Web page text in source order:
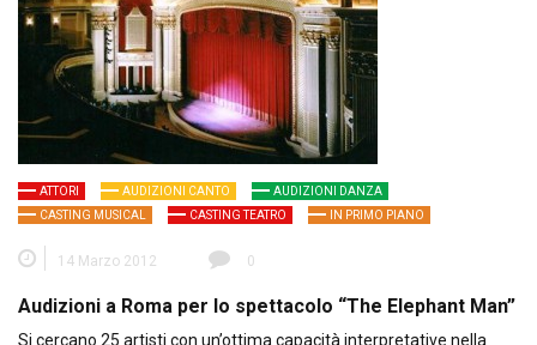
ATTORI AUDIZIONI CANTO
AUDIZIONI DANZA
CASTING MUSICAL
CASTING TEATRO IN PRIMO PIANO
14 Marzo 2012 0
Audizioni a Roma per lo spettacolo “The Elephant Man”
Si cercano 25 artisti con un’ottima capacità interpretative nella